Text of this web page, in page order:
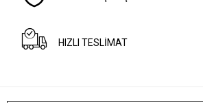
HIZLI TESLİMAT